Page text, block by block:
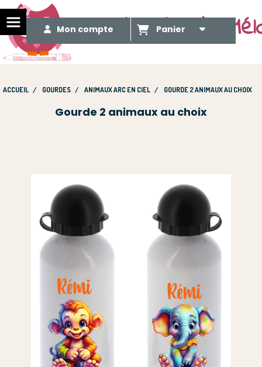
Le Méli Mélo de
Mon compte Panier
ACCUEIL GOURDES ANIMAUX ARC EN CIEL GOURDE 2 ANIMAUX AU CHOIX
Gourde 2 animaux au choix